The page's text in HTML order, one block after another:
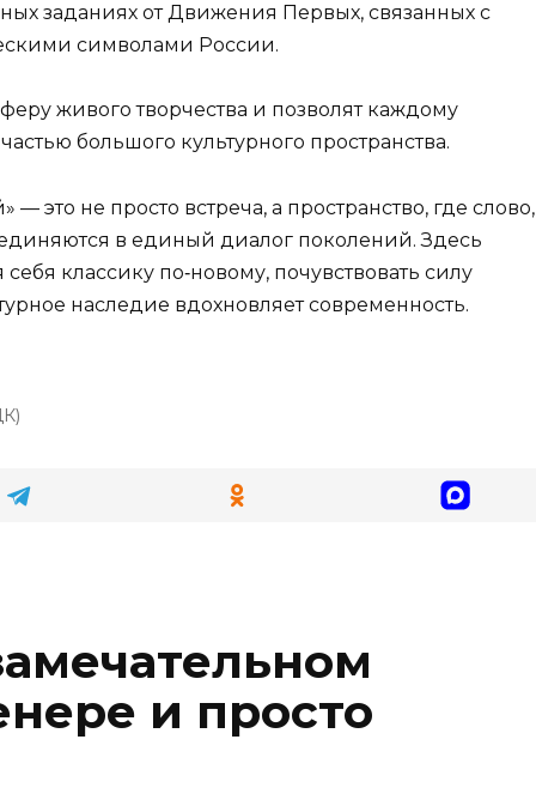
заданиях от Движения Первых, связанных с
символами России.
живого творчества и позволят каждому
большого культурного пространства.
это не просто встреча, а пространство, где слово,
в единый диалог поколений. Здесь
классику по‑новому, почувствовать силу
наследие вдохновляет современность.
и просто